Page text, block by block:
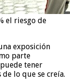
el riesgo de
exposición
parte
tener
lo que se creía.